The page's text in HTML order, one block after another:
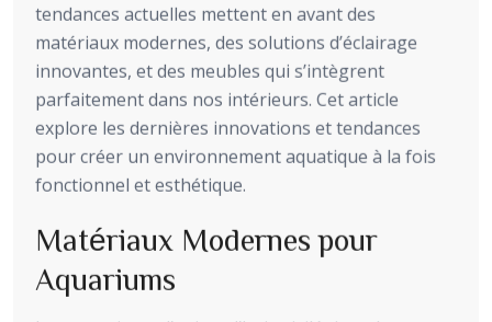
tendances actuelles mettent en avant des
matériaux modernes, des solutions d’éclairage
innovantes, et des meubles qui s’intègrent
parfaitement dans nos intérieurs. Cet article
explore les dernières innovations et tendances
pour créer un environnement aquatique à la fois
fonctionnel et esthétique.
Matériaux Modernes pour
Aquariums